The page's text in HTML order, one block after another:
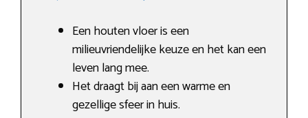
Een houten vloer is een
milieuvriendelijke keuze en het kan een
leven lang mee.
Het draagt bij aan een warme en
gezellige sfeer in huis.